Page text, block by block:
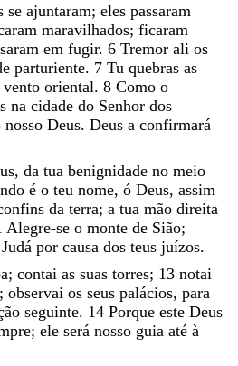
se ajuntaram; eles passaram
maravilhados; ficaram
em fugir. 6 Tremor ali os
parturiente. 7 Tu quebras as
vento oriental. 8 Como o
na cidade do Senhor dos
nosso Deus. Deus a confirmará
, da tua benignidade no meio
é o teu nome, ó Deus, assim
da terra; a tua mão direita
Alegre-se o monte de Sião;
Judá por causa dos teus juízos.
; contai as suas torres; 13 notai
; observai os seus palácios, para
seguinte. 14 Porque este Deus
; ele será nosso guia até à